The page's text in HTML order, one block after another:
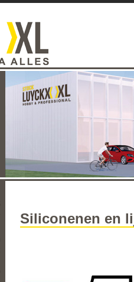
Siliconenen en